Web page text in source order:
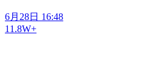
6月28日 16:48
11.8W+